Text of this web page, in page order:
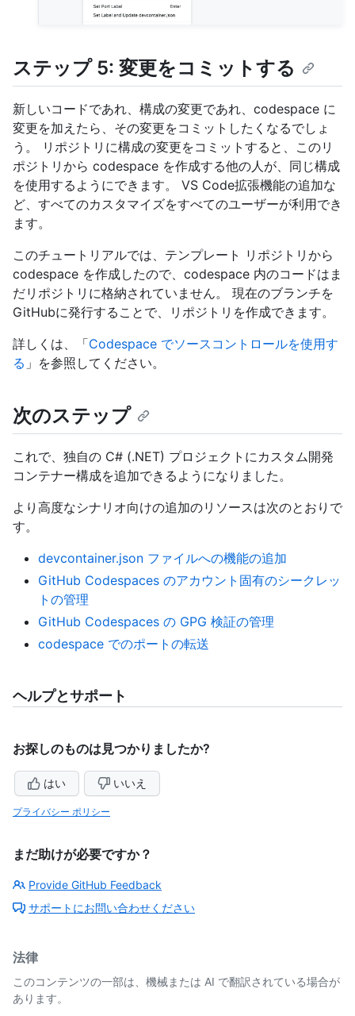
ステップ 5: 変更をコミットする
新しいコードであれ、構成の変更であれ、codespace に
変更を加えたら、その変更をコミットしたくなるでしょ
う。 リポジトリに構成の変更をコミットすると、このリ
ポジトリから codespace を作成する他の人が、同じ構成
を使用するようにできます。 VS Code拡張機能の追加な
ど、すべてのカスタマイズをすべてのユーザーが利用でき
ます。
このチュートリアルでは、テンプレート リポジトリから
codespace を作成したので、codespace 内のコードはま
だリポジトリに格納されていません。 現在のブランチを
GitHubに発行することで、リポジトリを作成できます。
詳しくは、「Codespace でソースコントロールを使用す
る 」を参照してください。
次のステップ
これで、独自の C# (.NET) プロジェクトにカスタム開発
コンテナー構成を追加できるようになりました。
より高度なシナリオ向けの追加のリソースは次のとおりで
す。
devcontainer.json ファイルへの機能の追加
GitHub Codespaces のアカウント固有のシークレッ
トの管理
GitHub Codespaces の GPG 検証の管理
codespace でのポートの転送
ヘルプとサポート
お探しのものは見つかりましたか?
はい いいえ
プライバシー ポリシー
まだ助けが必要ですか？
Provide GitHub Feedback
サポートにお問い合わせください
法律
このコンテンツの一部は、機械または AI で翻訳されている場合が
あります。